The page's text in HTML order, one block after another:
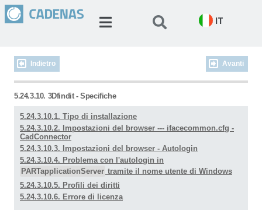
IT
Indietro Avanti
5.24.3.10. 3Dfindit - Specifiche
5.24.3.10.1. Tipo di installazione
5.24.3.10.2. Impostazioni del browser --- ifacecommon.cfg -
CadConnector
5.24.3.10.3. Impostazioni del browser - Autologin
5.24.3.10.4. Problema con l'autologin in
PARTapplicationServer tramite il nome utente di Windows
5.24.3.10.5. Profili dei diritti
5.24.3.10.6. Errore di licenza